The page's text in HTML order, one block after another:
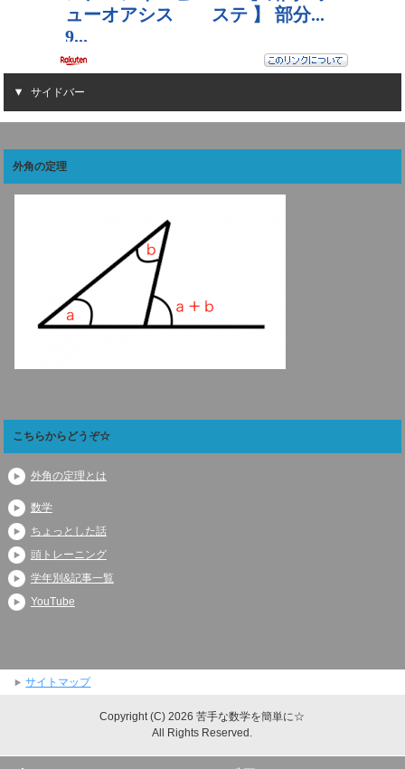
サイドバー
外角の定理
こちらからどうぞ☆
外角の定理とは
数学
ちょっとした話
頭トレーニング
学年別&記事一覧
YouTube
サイトマップ
Copyright (C) 2026 苦手な数学を簡単に☆
All Rights Reserved.